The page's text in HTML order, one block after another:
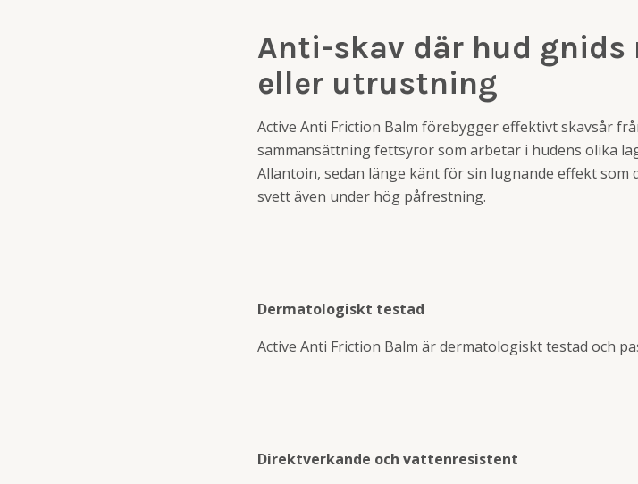
Anti-skav där hud gnids
eller utrustning
Active Anti Friction Balm förebygger effektivt skavsår
sammansättning fettsyror som arbetar i hudens olika
Allantoin, sedan länge känt för sin lugnande effekt
svett även under hög påfrestning.
Dermatologiskt testad
Active Anti Friction Balm är dermatologiskt testad och
Direktverkande och vattenresistent